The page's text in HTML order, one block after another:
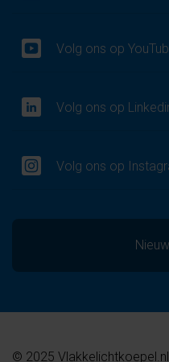
Volg ons op
Volg ons op
Volg ons op
© 2025 Vlakkelichtkoepel.nl